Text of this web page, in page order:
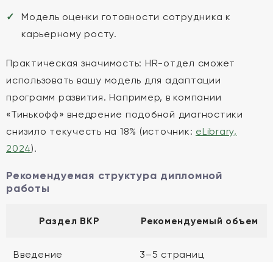
Модель оценки готовности сотрудника к
карьерному росту.
Практическая значимость: HR-отдел сможет
использовать вашу модель для адаптации
программ развития. Например, в компании
«Тинькофф» внедрение подобной диагностики
снизило текучесть на 18% (источник: eLibrary,
2024).
Рекомендуемая структура дипломной
работы
Раздел ВКР Рекомендуемый объем
Введение 3–5 страниц